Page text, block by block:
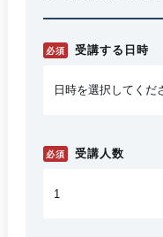
必須 受講する日時
必須 受講人数